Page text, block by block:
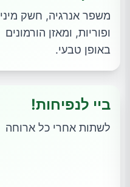
משפר אנרגיה, חשק מיני
ופוריות, ומאזן הורמונים
באופן טבעי.
ביי לנפיחות!
לשתות אחרי כל ארוחה